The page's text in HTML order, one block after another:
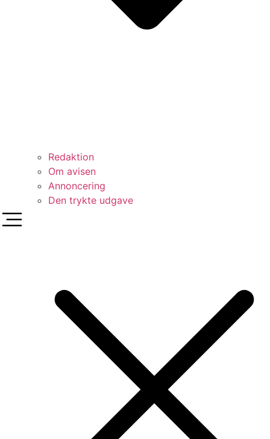
Redaktion
Om avisen
Annoncering
Den trykte udgave